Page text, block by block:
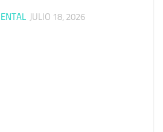
JULIO 18, 2026